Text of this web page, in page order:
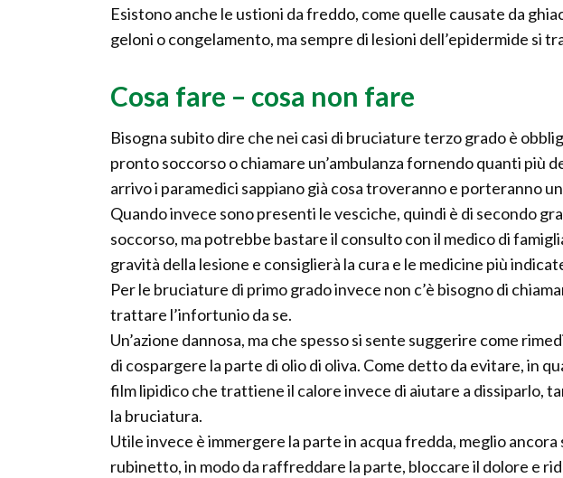
Esistono anche le ustioni da freddo, come quelle causate da
geloni o congelamento, ma sempre di lesioni dell’epidermide si
Cosa fare – cosa non fare
Bisogna subito dire che nei casi di bruciature terzo grado è
pronto soccorso o chiamare un’ambulanza fornendo quanti più
arrivo i paramedici sappiano già cosa troveranno e porteranno
Quando invece sono presenti le vesciche, quindi è di secondo
soccorso, ma potrebbe bastare il consulto con il medico di
gravità della lesione e consiglierà la cura e le medicine più
Per le bruciature di primo grado invece non c’è bisogno di
trattare l’infortunio da se.
Un’azione dannosa, ma che spesso si sente suggerire come
di cospargere la parte di olio di oliva. Come detto da evitare, in
film lipidico che trattiene il calore invece di aiutare a dissiparlo,
la bruciatura.
Utile invece è immergere la parte in acqua fredda, meglio
rubinetto, in modo da raffreddare la parte, bloccare il dolore e